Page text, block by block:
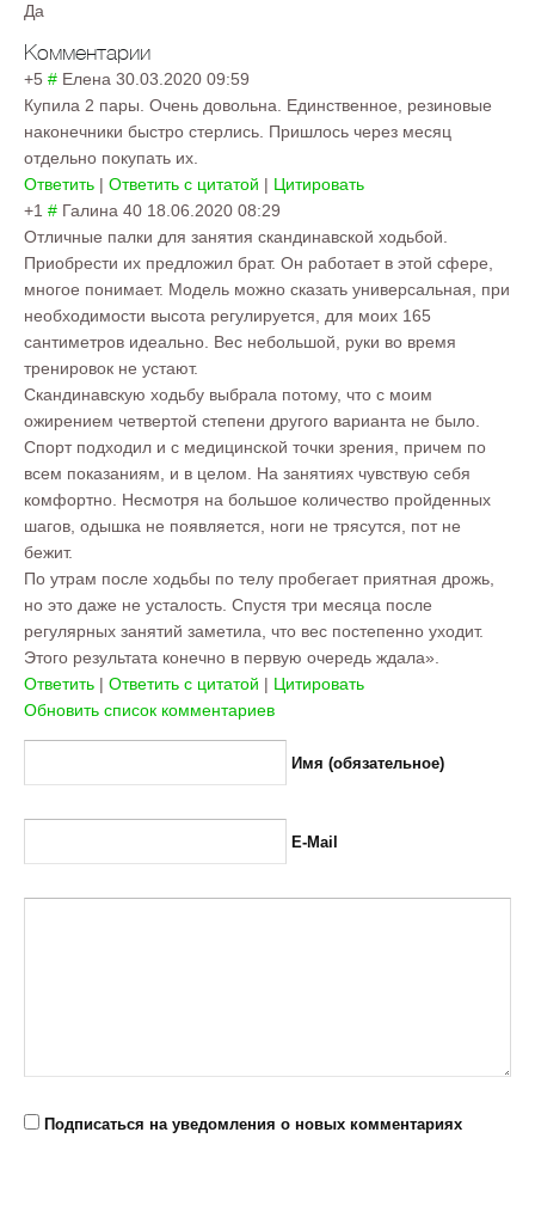
Да
Комментарии
+5 # Елена 30.03.2020 09:59
Купила 2 пары. Очень довольна. Единственное, резиновые
наконечники быстро стерлись. Пришлось через месяц
отдельно покупать их.
Ответить | Ответить с цитатой | Цитировать
+1 # Галина 40 18.06.2020 08:29
Отличные палки для занятия скандинавской ходьбой.
Приобрести их предложил брат. Он работает в этой сфере,
многое понимает. Модель можно сказать универсальная, при
необходимости высота регулируется, для моих 165
сантиметров идеально. Вес небольшой, руки во время
тренировок не устают.
Скандинавскую ходьбу выбрала потому, что с моим
ожирением четвертой степени другого варианта не было.
Спорт подходил и с медицинской точки зрения, причем по
всем показаниям, и в целом. На занятиях чувствую себя
комфортно. Несмотря на большое количество пройденных
шагов, одышка не появляется, ноги не трясутся, пот не
бежит.
По утрам после ходьбы по телу пробегает приятная дрожь,
но это даже не усталость. Спустя три месяца после
регулярных занятий заметила, что вес постепенно уходит.
Этого результата конечно в первую очередь ждала».
Ответить | Ответить с цитатой | Цитировать
Обновить список комментариев
Имя (обязательное)
E-Mail
Подписаться на уведомления о новых комментариях